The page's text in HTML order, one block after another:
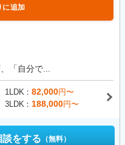
に追加
「自分で...
1LDK 82,000円〜
3LDK 188,000円〜
談をする （無料）